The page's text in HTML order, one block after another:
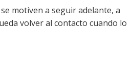
motiven a seguir adelante, a
volver al contacto cuando lo